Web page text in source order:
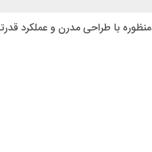
با طراحی مدرن و عملکرد